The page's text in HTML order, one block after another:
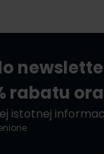
rabatu
istotnej